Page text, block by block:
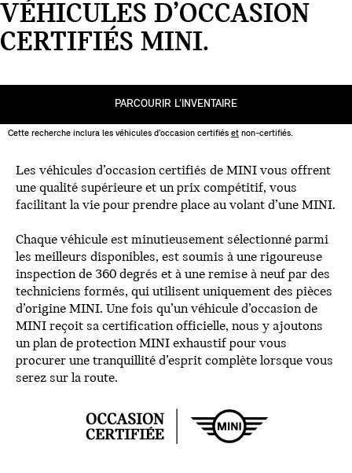
VÉHICULES D’OCCASION
CERTIFIÉS MINI.
PARCOURIR L’INVENTAIRE
Cette recherche inclura les véhicules d’occasion certifiés et non-certifiés.
Les véhicules d’occasion certifiés de MINI vous offrent
une qualité supérieure et un prix compétitif, vous
facilitant la vie pour prendre place au volant d’une MINI.
Chaque véhicule est minutieusement sélectionné parmi
les meilleurs disponibles, est soumis à une rigoureuse
inspection de 360 degrés et à une remise à neuf par des
techniciens formés, qui utilisent uniquement des pièces
d’origine MINI. Une fois qu’un véhicule d’occasion de
MINI reçoit sa certification officielle, nous y ajoutons
un plan de protection MINI exhaustif pour vous
procurer une tranquillité d’esprit complète lorsque vous
serez sur la route.